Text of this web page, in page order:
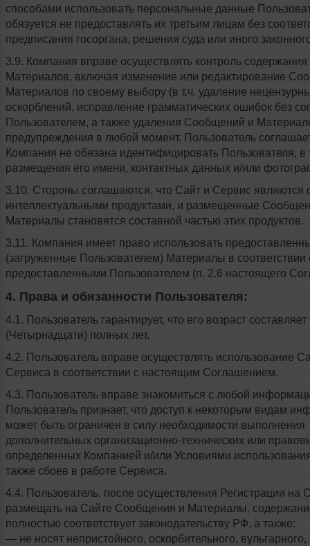
способами использовать персональные данные
обязуется не предоставлять их третьим лицам без
предписания госоргана, решения суда или иного
3.9. Компания вправе осуществлять контроль
Материалов, включая изменение или редактирование
Материалов по своему выбору (в т.ч. удаление
оскорблений, исправление грамматических ошибок без
Пользователем, а также удаления Сообщений и
предупреждения в любой момент. Пользователь
Компания не обязана идентифицировать Пользователя, в
размещения его имени, контактных данных и/или
3.10. Стороны соглашаются, что Сайт и Сервис
интеллектуальными продуктами, и размещенные
Материалы становятся составной частью этих продуктов.
3.11. Компания имеет право использовать
(загруженные Пользователем) Материалы в соответствии
предоставленными Пользователем (п. 2.6 настоящего
4. Права и обязанности Пользователя:
4.1. Пользователь гарантирует, что его возраст
(Четырнадцати) полных лет.
4.2. Пользователь вправе осуществлять использование
Сервиса в соответствии с настоящим Соглашением.
4.3. Пользователь вправе знакомиться с любой
Пользователь признает, что доступ к некоторым видам
может быть ограничен в силу необходимости выполнения
дополнительных организационно-технических или
определенных Компанией и/или Условиями
также сбоев в работе Сервиса.
4.4. Пользователь, после осуществления Регистрации на
размещать на Сайте Сообщения и Материалы,
полностью соответствует законодательству РФ, а также:
— не носят непристойного, оскорбительного, вульгарного,